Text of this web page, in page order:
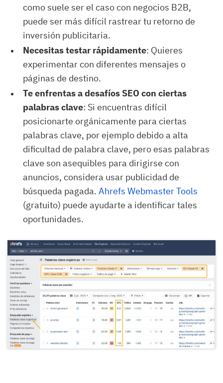
como suele ser el caso con negocios B2B,
puede ser más difícil rastrear tu retorno de
inversión publicitaria.
Necesitas testar rápidamente: Quieres
experimentar con diferentes mensajes o
páginas de destino.
Te enfrentas a desafíos SEO con ciertas
palabras clave: Si encuentras difícil
posicionarte orgánicamente para ciertas
palabras clave, por ejemplo debido a alta
dificultad de palabra clave, pero esas palabras
clave son asequibles para dirigirse con
anuncios, considera usar publicidad de
búsqueda pagada. Ahrefs Webmaster Tools
(gratuito) puede ayudarte a identificar tales
oportunidades.